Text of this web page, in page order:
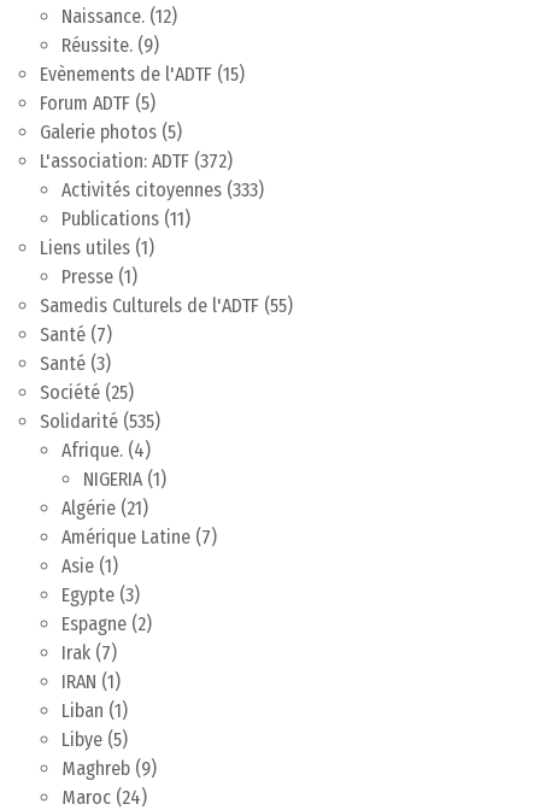
Naissance. (12)
Réussite. (9)
Evènements de l'ADTF (15)
Forum ADTF (5)
Galerie photos (5)
L'association: ADTF (372)
Activités citoyennes (333)
Publications (11)
Liens utiles (1)
Presse (1)
Samedis Culturels de l'ADTF (55)
Santé (7)
Santé (3)
Société (25)
Solidarité (535)
Afrique. (4)
NIGERIA(1)
Algérie (21)
Amérique Latine (7)
Asie (1)
Egypte (3)
Espagne (2)
Irak (7)
IRAN (1)
Liban (1)
Libye (5)
Maghreb (9)
Maroc (24)